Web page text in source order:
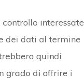
interessate
dei dati al termine
quindi
grado di offrire i